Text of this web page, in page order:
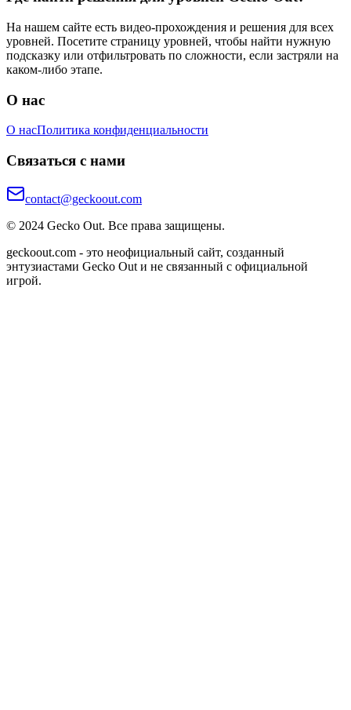
На нашем сайте есть видео-прохождения и решения для всех
уровней. Посетите страницу уровней, чтобы найти нужную
подсказку или отфильтровать по сложности, если застряли на
каком-либо этапе.
О нас
О насПолитика конфиденциальности
Связаться с нами
contact@geckoout.com
© 2024 Gecko Out. Все права защищены.
geckoout.com - это неофициальный сайт, созданный
энтузиастами Gecko Out и не связанный с официальной
игрой.